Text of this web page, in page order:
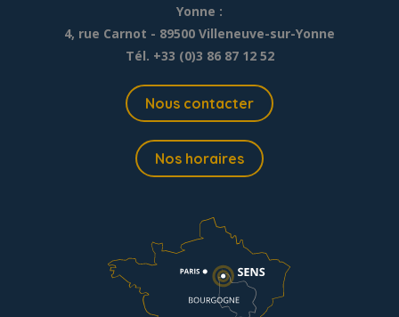
Yonne :
4, rue Carnot - 89500 Villeneuve-sur-Yonne
Tél. +33 (0)3 86 87 12 52
Nous contacter
Nos horaires